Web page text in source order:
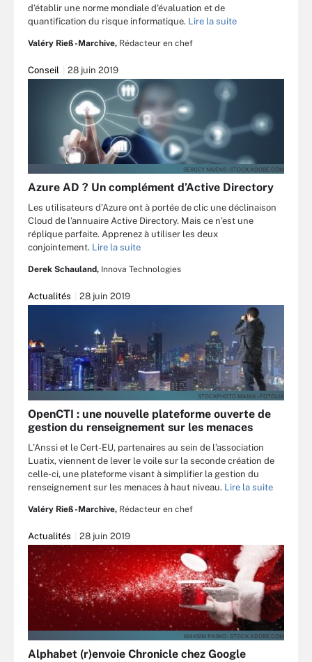
d’établir une norme mondiale d’évaluation et de
quantification du risque informatique. Lire la suite
Valéry Rieß-Marchive, Rédacteur en chef
Conseil 28 juin 2019
SERGEY NIVENS - STOCK.ADOBE.COM
Azure AD ? Un complément d’Active Directory
Les utilisateurs d’Azure ont à portée de clic une déclinaison
Cloud de l’annuaire Active Directory. Mais ce n’est une
réplique parfaite. Apprenez à utiliser les deux
conjointement. Lire la suite
Derek Schauland, Innova Technologies
Actualités 28 juin 2019
STOCKPHOTO MANIA - FOTOLIA
OpenCTI : une nouvelle plateforme ouverte de
gestion du renseignement sur les menaces
L’Anssi et le Cert-EU, partenaires au sein de l’association
Luatix, viennent de lever le voile sur la seconde création de
celle-ci, une plateforme visant à simplifier la gestion du
renseignement sur les menaces à haut niveau. Lire la suite
Valéry Rieß-Marchive, Rédacteur en chef
Actualités 28 juin 2019
MAKSIM PASKO - STOCK.ADOBE.COM
Alphabet (r)envoie Chronicle chez Google